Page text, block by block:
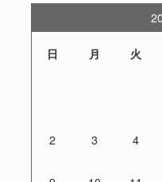
日 月 火
2 3 4